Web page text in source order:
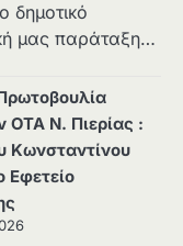
δημοτικό
μας παράταξη…
ΟΤΑ Ν. Πιερίας :
Κωνσταντίνου
Εφετείο